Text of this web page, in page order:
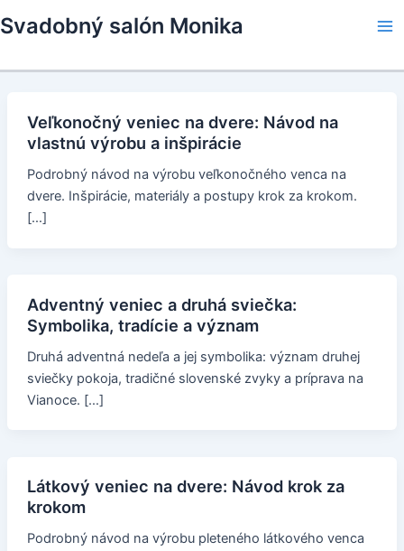
to
Svadobný salón Monika
Veľkonočný veniec na dvere: Návod na
vlastnú výrobu a inšpirácie
Podrobný návod na výrobu veľkonočného venca na
dvere. Inšpirácie, materiály a postupy krok za krokom.
[…]
Adventný veniec a druhá sviečka:
Symbolika, tradície a význam
Druhá adventná nedeľa a jej symbolika: význam druhej
sviečky pokoja, tradičné slovenské zvyky a príprava na
Vianoce. […]
Látkový veniec na dvere: Návod krok za
krokom
Podrobný návod na výrobu pleteného látkového venca